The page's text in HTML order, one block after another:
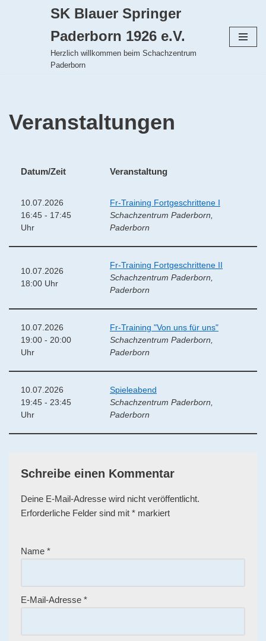
SK Blauer Springer
Paderborn 1926 e.V.
Herzlich willkommen beim Schachzentrum
Paderborn
Veranstaltungen
Datum/Zeit Veranstaltung
10.07.2026
16:45 - 17:45
Uhr
Fr-Training Fortgeschrittene I
Schachzentrum Paderborn,
Paderborn
10.07.2026
18:00 Uhr
Fr-Training Fortgeschrittene II
Schachzentrum Paderborn,
Paderborn
10.07.2026
19:00 - 20:00
Uhr
Fr-Training "Von uns für uns"
Schachzentrum Paderborn,
Paderborn
10.07.2026
19:45 - 23:45
Uhr
Spieleabend
Schachzentrum Paderborn,
Paderborn
Schreibe einen Kommentar
Deine E-Mail-Adresse wird nicht veröffentlicht.
Erforderliche Felder sind mit * markiert
Name *
E-Mail-Adresse *